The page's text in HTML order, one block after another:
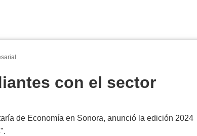
con el sector
de Economía en Sonora, anunció la edición 2024